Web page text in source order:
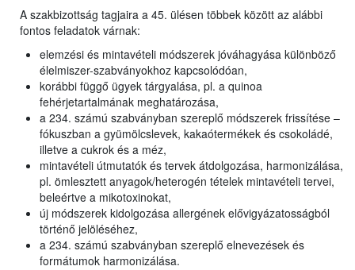
A szakbizottság tagjaira a 45. ülésen többek között az alábbi
fontos feladatok várnak:
elemzési és mintavételi módszerek jóváhagyása különböző
élelmiszer-szabványokhoz kapcsolódóan,
korábbi függő ügyek tárgyalása, pl. a quinoa
fehérjetartalmának meghatározása,
a 234. számú szabványban szereplő módszerek frissítése –
fókuszban a gyümölcslevek, kakaótermékek és csokoládé,
illetve a cukrok és a méz,
mintavételi útmutatók és tervek átdolgozása, harmonizálása,
pl. ömlesztett anyagok/heterogén tételek mintavételi tervei,
beleértve a mikotoxinokat,
új módszerek kidolgozása allergének elővigyázatosságból
történő jelöléséhez,
a 234. számú szabványban szereplő elnevezések és
formátumok harmonizálása.